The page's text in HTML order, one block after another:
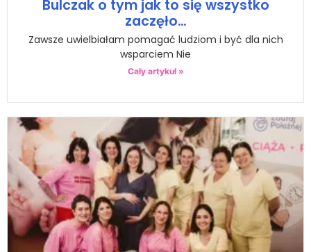
Bulczak o tym jak to się wszystko
zaczęło…
Zawsze uwielbiałam pomagać ludziom i być dla nich
wsparciem Nie
Cały artykuł »